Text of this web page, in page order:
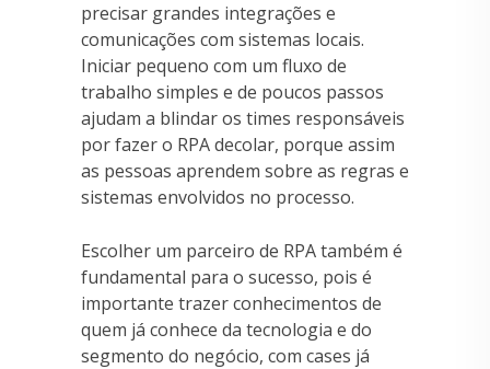
precisar grandes integrações e
comunicações com sistemas locais.
Iniciar pequeno com um fluxo de
trabalho simples e de poucos passos
ajudam a blindar os times responsáveis
por fazer o RPA decolar, porque assim
as pessoas aprendem sobre as regras e
sistemas envolvidos no processo.
Escolher um parceiro de RPA também é
fundamental para o sucesso, pois é
importante trazer conhecimentos de
quem já conhece da tecnologia e do
segmento do negócio, com cases já